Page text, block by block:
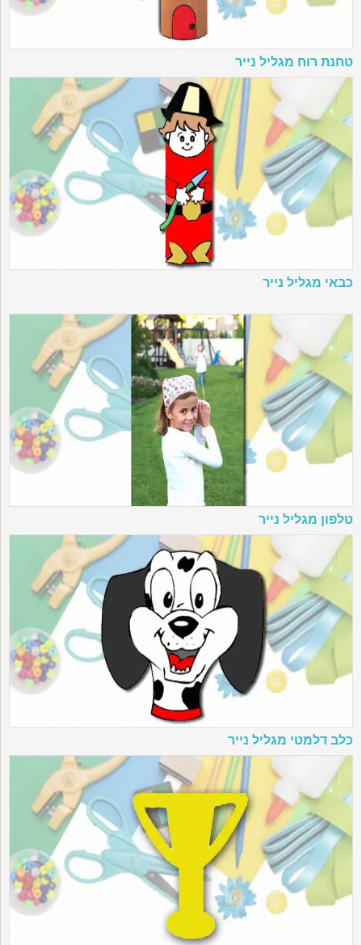
טחנת רוח מגליל נייר
כבאי מגליל נייר
טלפון מגליל נייר
כלב דלמטי מגליל נייר